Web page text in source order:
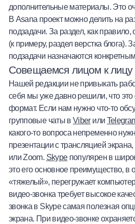
дополнительные материалы. Это
В Asana проект можно делить на
подзадачи. За раздел, как правило,
(к примеру, раздел верстка блога).
подзадачи назначаются
Совещаемся лицом к
Нашей редакции не привыкать
себя мы уже давно решили, что
формат. Если нам нужно что-то
групповые чаты вViberили
какого-то вопроса непременно
презентации с трансляцией
или Zoom. Skypeпопулярен в
это его основное преимущество, в
«тяжелый», перегружает
видео-звонка требует высокое
звонка в Skype самая полезная
экрана. При видео-звонке